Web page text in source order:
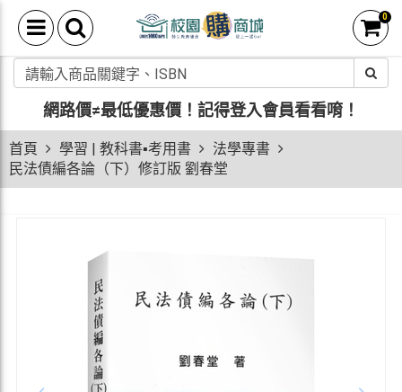
0
網路價≠最低優惠價！ 記得登入會員看看唷！
首頁 學習 | 教科書▪考用書
法學專書
民法債編各論（下）修訂版 劉春堂